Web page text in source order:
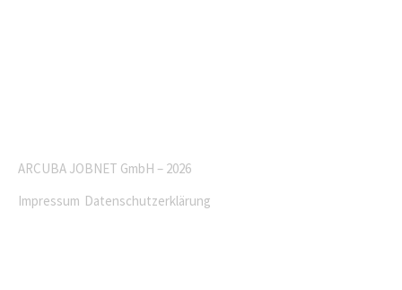
ARCUBA JOBNET GmbH – 2026
Impressum Datenschutzerklärung